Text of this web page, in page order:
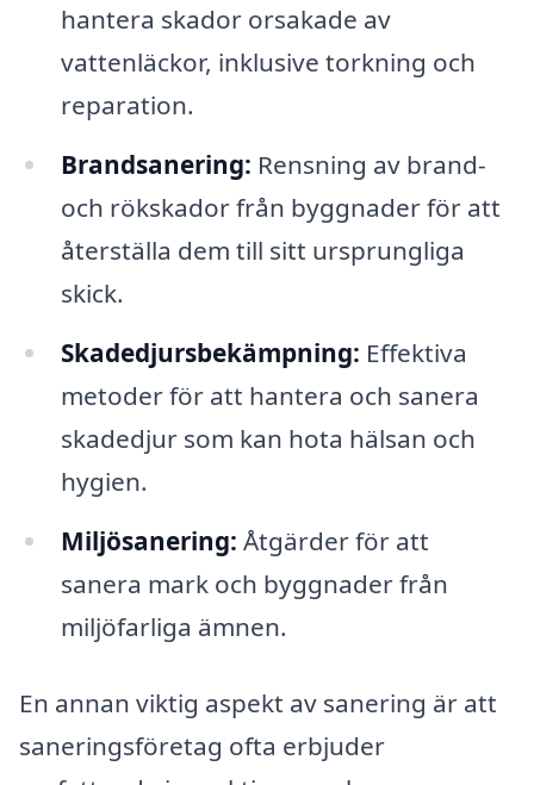
hantera skador orsakade av
vattenläckor, inklusive torkning och
reparation.
Brandsanering: Rensning av brand-
och rökskador från byggnader för att
återställa dem till sitt ursprungliga
skick.
Skadedjursbekämpning: Effektiva
metoder för att hantera och sanera
skadedjur som kan hota hälsan och
hygien.
Miljösanering: Åtgärder för att
sanera mark och byggnader från
miljöfarliga ämnen.
En annan viktig aspekt av sanering är att
saneringsföretag ofta erbjuder